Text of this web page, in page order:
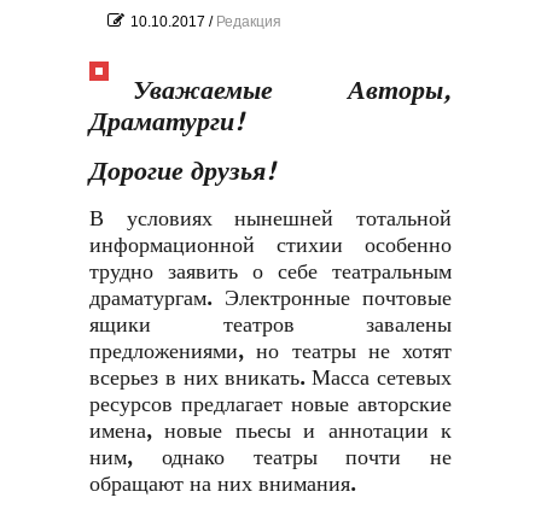
10.10.2017 / Редакция
Уважаемые Авторы,
Драматурги!
Дорогие друзья!
В условиях нынешней тотальной
информационной стихии особенно
трудно заявить о себе театральным
драматургам. Электронные почтовые
ящики театров завалены
предложениями, но театры не хотят
всерьез в них вникать. Масса сетевых
ресурсов предлагает новые авторские
имена, новые пьесы и аннотации к
ним, однако театры почти не
обращают на них внимания.